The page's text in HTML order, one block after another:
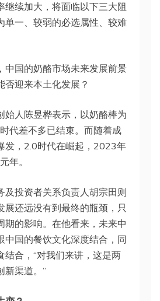
继续加大，将面临以下三大阻
单一、较弱的必选属性、较难
中国的奶酪市场未来发展前景
否迎来本土化发展？
始人陈昱桦表示，以奶酪棒为
代差不多已结束。而随着成
发，2.0时代在崛起，2023年
年。
及投资者关系负责人胡宗田则
展还远没有到最终的瓶颈，只
期的影响。在他看来，未来中
中国的餐饮文化深度结合，同
结合，“对我们来讲，这是两
新渠道。”